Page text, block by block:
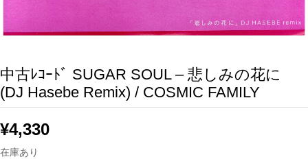
中古ﾚｺｰﾄﾞ SUGAR SOUL – 悲しみの花に
(DJ Hasebe Remix) / COSMIC FAMILY
¥4,330
在庫あり